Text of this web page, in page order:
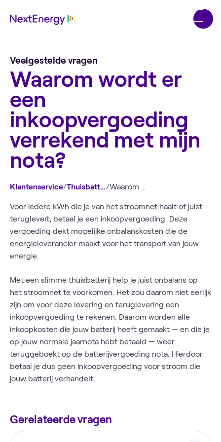
Veelgestelde vragen
Waarom wordt er
een
inkoopvergoeding
verrekend met mijn
nota?
Klantenservice/ Thuisbatterij/ Waarom wordt er een inkoopvergoeding verrekend met mijn nota?
Voor iedere kWh die je van het stroomnet haalt of juist
teruglevert, betaal je een inkoopvergoeding. Deze
vergoeding dekt mogelijke onbalanskosten die de
energieleverancier maakt voor het transport van jouw
energie.
Met een slimme thuisbatterij help je juist onbalans op
het stroomnet te voorkomen. Het zou daarom niet eerlijk
zijn om voor deze levering en teruglevering een
inkoopvergoeding te rekenen. Daarom worden alle
inkoopkosten die jouw batterij heeft gemaakt — en die je
op jouw normale jaarnota hebt betaald — weer
teruggeboekt op de batterijvergoeding nota. Hierdoor
betaal je dus geen inkoopvergoeding voor stroom die
jouw batterij verhandelt.
Gerelateerde vragen